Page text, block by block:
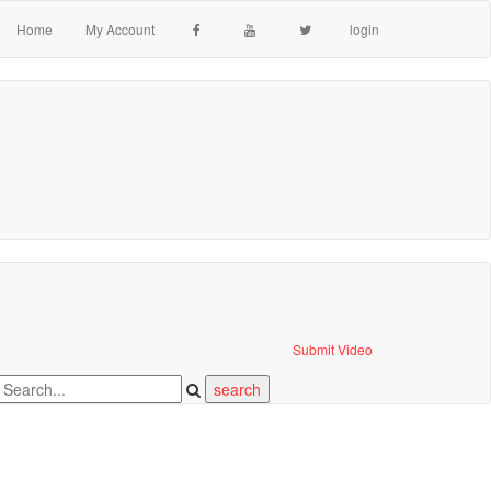
login
Home My Account
Submit Video